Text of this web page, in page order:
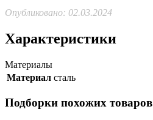
Опубликовано: 02.03.2024
Характеристики
Материалы
Материал сталь
Подборки похожих товаров